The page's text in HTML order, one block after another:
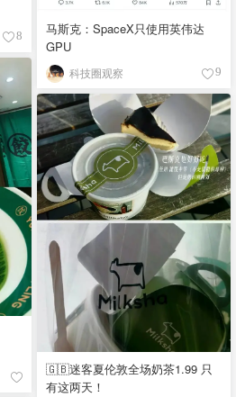
8
马斯克：SpaceX只使用英伟达
GPU
科技圈观察 9
🇬🇧迷客夏伦敦全场奶茶1.99 只
有这两天！